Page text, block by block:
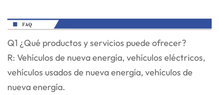
Q1 ¿Qué productos y servicios puede ofrecer?
R: Vehículos de nueva energía, vehículos eléctricos,
vehículos usados de nueva energía, vehículos de
nueva energía.